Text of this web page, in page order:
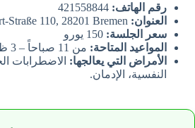
رقم الهاتف:
العنوان:
سعر الجلسة:
المواعيد المتاحة: من 11 صباحاً – 3 ظهراً
الأمراض التي يعالجها: الاضطرابات
النفسية، الإدمان.